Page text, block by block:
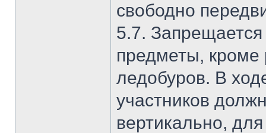
свободно
5.7.
предметы, кроме
ледобуров. В
участников
вертикально,